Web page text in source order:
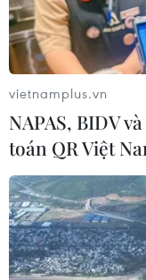
Nút giao Đông Xuân
QL
vietnamplus.vn
NAPAS, BIDV
toán QR Việt